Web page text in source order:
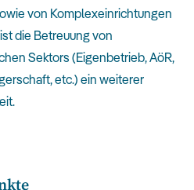
von Komplexeinrichtungen
die Betreuung von
Sektors (Eigenbetrieb, AöR,
etc.) ein weiterer